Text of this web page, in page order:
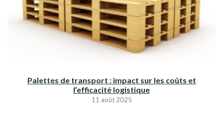
Palettes de transport : impact sur les coûts et
l’efficacité logistique
11 août 2025